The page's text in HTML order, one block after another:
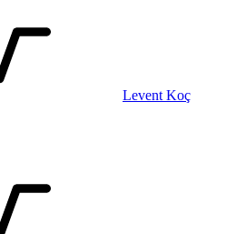
Levent Koç